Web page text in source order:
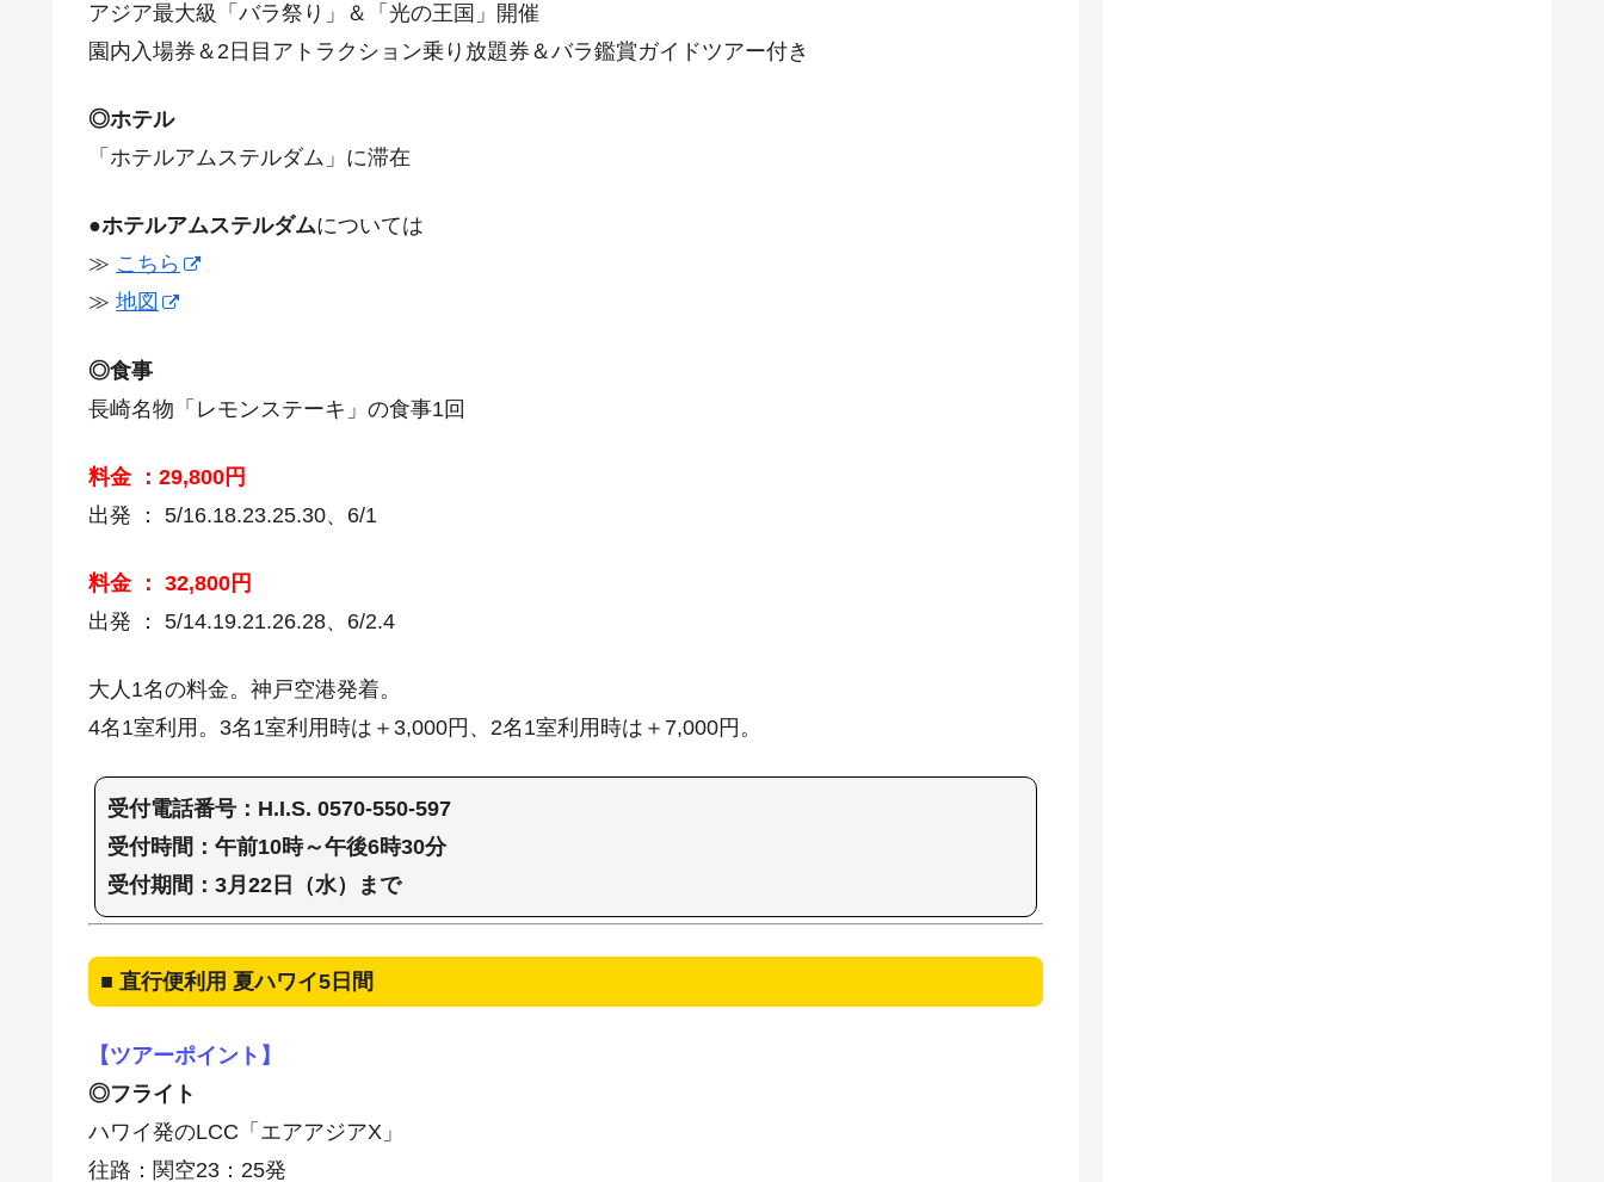
アジア最大級「バラ祭り」＆「光の王国」開催
園内入場券＆2日目アトラクション乗り放題券＆バラ鑑賞ガイドツアー付き
◎ホテル
「ホテルアムステルダム」に滞在
●ホテルアムステルダムについては
≫ こちら
≫ 地図
◎食事
長崎名物「レモンステーキ」の食事1回
料金 ：29,800円
出発 ： 5/16.18.23.25.30、6/1
料金 ： 32,800円
出発 ： 5/14.19.21.26.28、6/2.4
大人1名の料金。神戸空港発着。
4名1室利用。3名1室利用時は＋3,000円、2名1室利用時は＋7,000円。
受付電話番号：H.I.S. 0570-550-597
受付時間：午前10時～午後6時30分
受付期間：3月22日（水）まで
■ 直行便利用 夏ハワイ5日間
【ツアーポイント】
◎フライト
ハワイ発のLCC「エアアジアX」
往路：関空23：25発